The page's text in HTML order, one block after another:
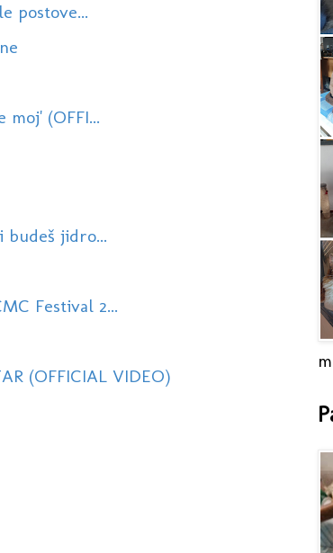
postove...
(OFFI...
budeš jidro...
Festival 2...
(OFFICIAL VIDEO)